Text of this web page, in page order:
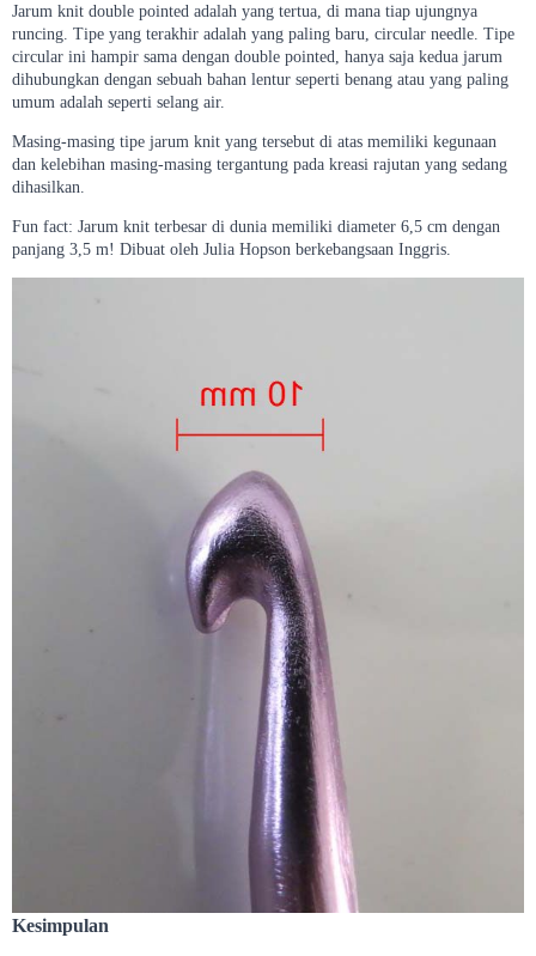
Jarum knit double pointed adalah yang tertua, di mana tiap ujungnya
runcing. Tipe yang terakhir adalah yang paling baru, circular needle. Tipe
circular ini hampir sama dengan double pointed, hanya saja kedua jarum
dihubungkan dengan sebuah bahan lentur seperti benang atau yang paling
umum adalah seperti selang air.
Masing-masing tipe jarum knit yang tersebut di atas memiliki kegunaan
dan kelebihan masing-masing tergantung pada kreasi rajutan yang sedang
dihasilkan.
Fun fact: Jarum knit terbesar di dunia memiliki diameter 6,5 cm dengan
panjang 3,5 m! Dibuat oleh Julia Hopson berkebangsaan Inggris.
Kesimpulan